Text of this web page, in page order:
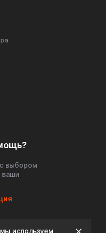
выбором
ваши
используем